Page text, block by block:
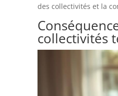
des collectivités et la
collectivités